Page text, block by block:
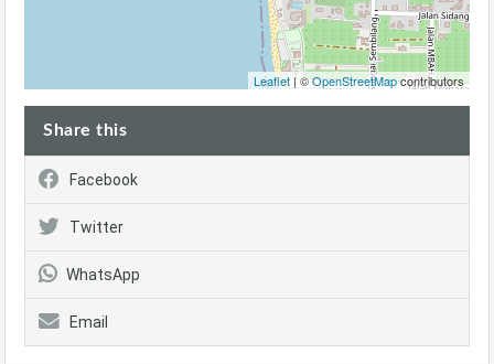
Leaflet | ©OpenStreetMapcontributors
Share this
Facebook
Twitter
WhatsApp
Email